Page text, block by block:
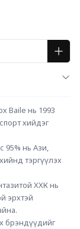
Baile нь 1993
хийдэг
95% нь Ази,
тэргүүлэх
ХХК нь
эрхтэй
брэндүүдийг